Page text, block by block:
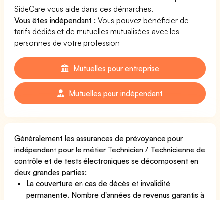
SideCare vous aide dans ces démarches.
Vous êtes indépendant : Vous pouvez bénéficier de
tarifs dédiés et de mutuelles mutualisées avec les
personnes de votre profession
Mutuelles pour entreprise
Mutuelles pour indépendant
Généralement les assurances de prévoyance pour
indépendant pour le métier Technicien / Technicienne de
contrôle et de tests électroniques se décomposent en
deux grandes parties:
La couverture en cas de décès et invalidité
permanente. Nombre d'années de revenus garantis à